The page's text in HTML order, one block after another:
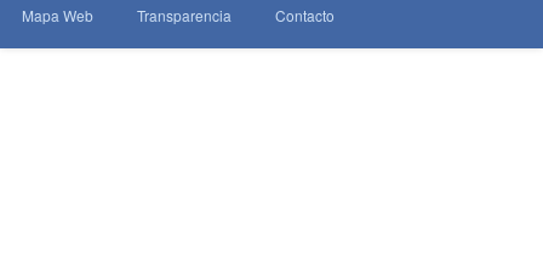
Mapa Web Transparencia Contacto